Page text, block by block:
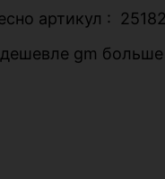
артикул :
gm